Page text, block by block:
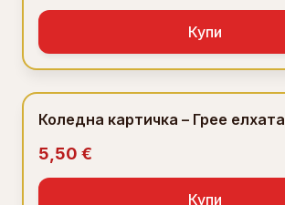
Купи
Коледна картичка – Грее елхата
5,50 €
Купи